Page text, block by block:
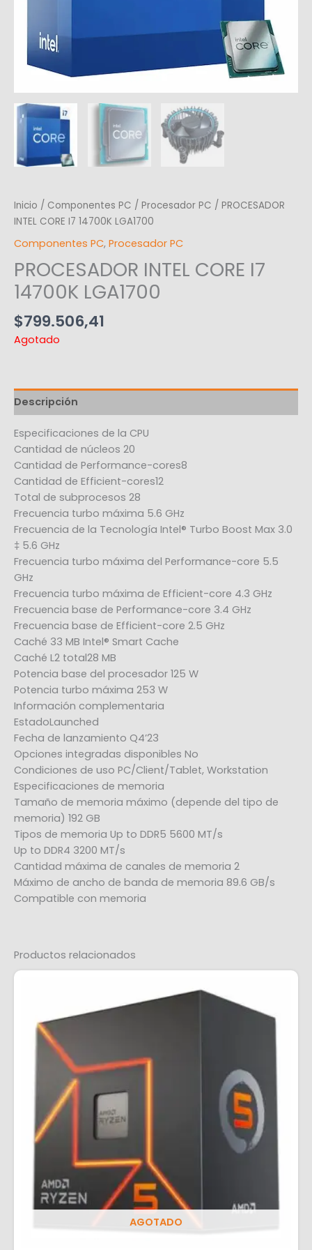
Inicio / Componentes PC / Procesador PC / PROCESADOR
INTEL CORE I7 14700K LGA1700
Componentes PC, Procesador PC
PROCESADOR INTEL CORE I7
14700K LGA1700
$799.506,41
Agotado
Descripción
Especificaciones de la CPU
Cantidad de núcleos 20
Cantidad de Performance-cores8
Cantidad de Efficient-cores12
Total de subprocesos 28
Frecuencia turbo máxima 5.6 GHz
Frecuencia de la Tecnología Intel® Turbo Boost Max 3.0
‡ 5.6 GHz
Frecuencia turbo máxima del Performance-core 5.5
GHz
Frecuencia turbo máxima de Efficient-core 4.3 GHz
Frecuencia base de Performance-core 3.4 GHz
Frecuencia base de Efficient-core 2.5 GHz
Caché 33 MB Intel® Smart Cache
Caché L2 total28 MB
Potencia base del procesador 125 W
Potencia turbo máxima 253 W
Información complementaria
EstadoLaunched
Fecha de lanzamiento Q4’23
Opciones integradas disponibles No
Condiciones de uso PC/Client/Tablet, Workstation
Especificaciones de memoria
Tamaño de memoria máximo (depende del tipo de
memoria) 192 GB
Tipos de memoria Up to DDR5 5600 MT/s
Up to DDR4 3200 MT/s
Cantidad máxima de canales de memoria 2
Máximo de ancho de banda de memoria 89.6 GB/s
Compatible con memoria
Productos relacionados
AGOTADO